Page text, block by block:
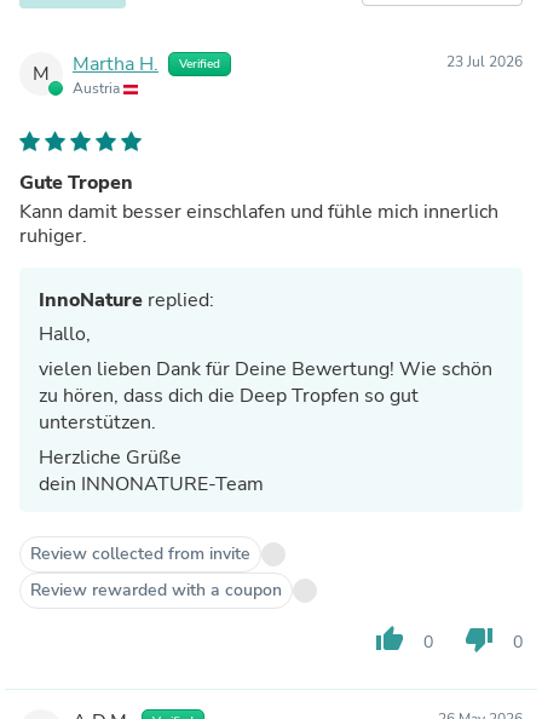
M Martha H. Verified
Austria
23 Jul 2026
Gute Tropen
Kann damit besser einschlafen und fühle mich innerlich
ruhiger.
InnoNature replied:
Hallo,
vielen lieben Dank für Deine Bewertung! Wie schön
zu hören, dass dich die Deep Tropfen so gut
unterstützen.
Herzliche Grüße
dein INNONATURE-Team
Review collected from invite
Review rewarded with a coupon
thumb_up 0 thumb_down 0